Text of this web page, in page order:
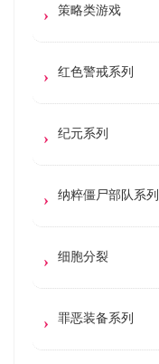
策略类游戏
红色警戒系列
纪元系列
纳粹僵尸部队系列
细胞分裂
罪恶装备系列